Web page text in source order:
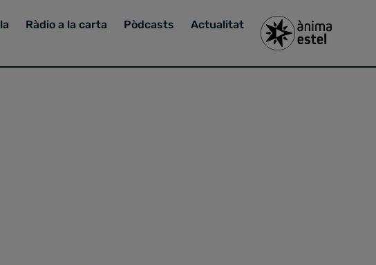
Ràdio a la carta Pòdcasts Actualitat